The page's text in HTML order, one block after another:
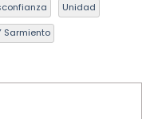
Unidad
Sarmiento